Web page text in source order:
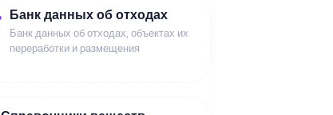
Банк данных об отходах
Банк данных об отходах, объектах их
переработки и размещения